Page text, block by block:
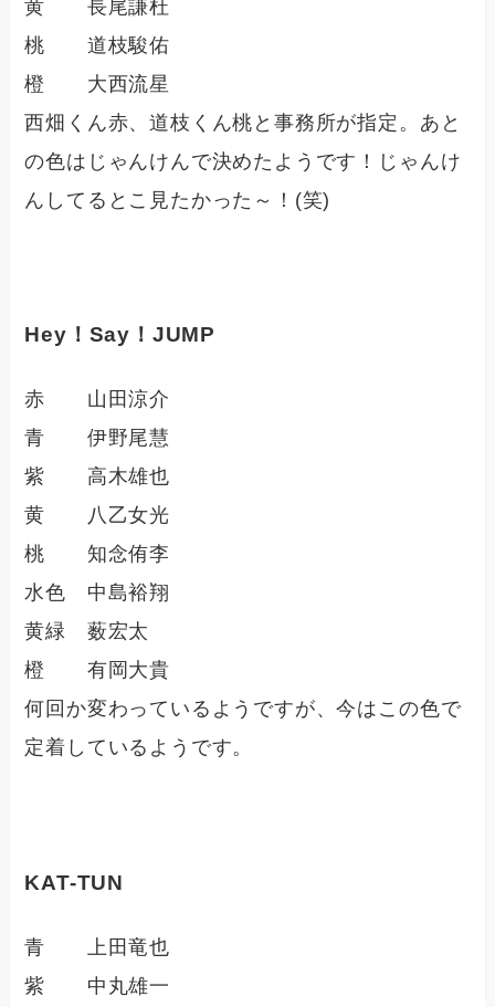
黄 長尾謙杜
桃 道枝駿佑
橙 大西流星
西畑くん赤、道枝くん桃と事務所が指定。あと
の色はじゃんけんで決めたようです！じゃんけ
んしてるとこ見たかった～！(笑)
Hey！Say！JUMP
赤 山田涼介
青 伊野尾慧
紫 高木雄也
黄 八乙女光
桃 知念侑李
水色 中島裕翔
黄緑 薮宏太
橙 有岡大貴
何回か変わっているようですが、今はこの色で
定着しているようです。
KAT-TUN
青 上田竜也
紫 中丸雄一